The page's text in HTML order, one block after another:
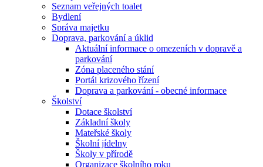
Seznam veřejných toalet
Bydlení
Správa majetku
Doprava, parkování a úklid
Aktuální informace o omezeních v dopravě a
parkování
Zóna placeného stání
Portál krizového řízení
Doprava a parkování - obecné informace
Školství
Dotace školství
Základní školy
Mateřské školy
Školní jídelny
Školy v přírodě
Organizace školního roku